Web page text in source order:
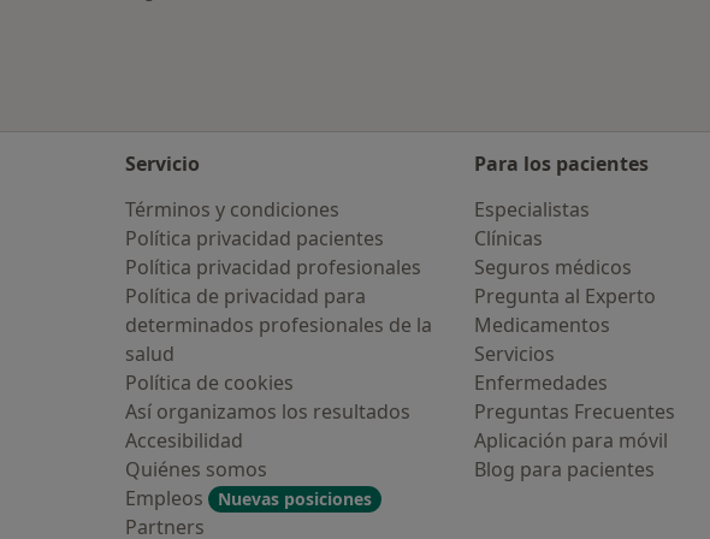
Servicio
Términos y condiciones
Política privacidad pacientes
Política privacidad profesionales
Política de privacidad para
determinados profesionales de la
salud
Política de cookies
Así organizamos los resultados
Accesibilidad
Quiénes somos
Empleos
Nuevas posiciones
Partners
Para los pacientes
Especialistas
Clínicas
Seguros médicos
Pregunta al Experto
Medicamentos
Servicios
Enfermedades
Preguntas Frecuentes
Aplicación para móvil
Blog para pacientes
¿Alguna vez has usado una app o
chatbot de IA para hablar sobre un
tema emocional o psicológico?
Sí, varias veces
Sí, una vez